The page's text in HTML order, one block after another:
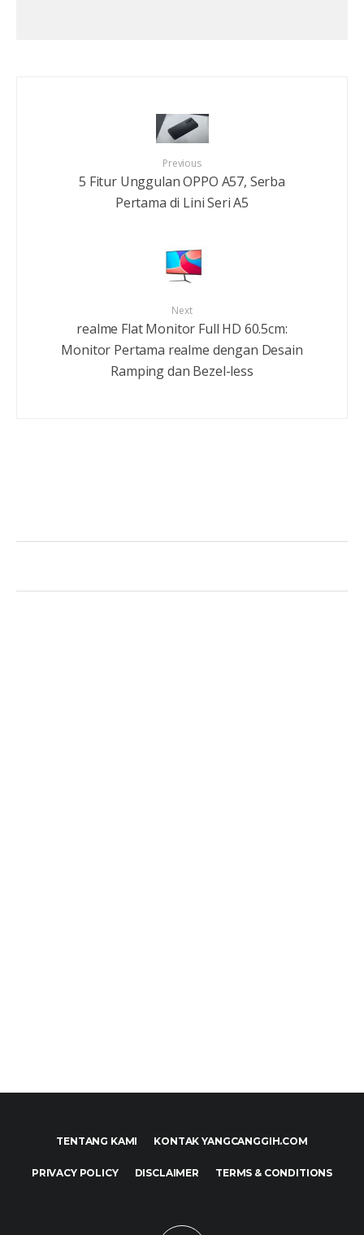
Previous
5 Fitur Unggulan OPPO A57, Serba
Pertama di Lini Seri A5
Next
realme Flat Monitor Full HD 60.5cm:
Monitor Pertama realme dengan Desain
Ramping dan Bezel-less
TENTANG KAMI KONTAK YANGCANGGIH.COM
PRIVACY POLICY DISCLAIMER TERMS & CONDITIONS